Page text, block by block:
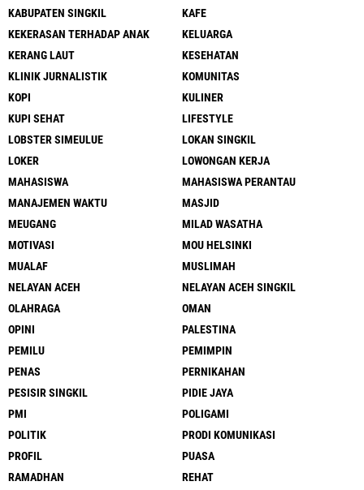
KABUPATEN SINGKIL
KAFE
KEKERASAN TERHADAP ANAK
KELUARGA
KERANG LAUT
KESEHATAN
KLINIK JURNALISTIK
KOMUNITAS
KOPI
KULINER
KUPI SEHAT
LIFESTYLE
LOBSTER SIMEULUE
LOKAN SINGKIL
LOKER
LOWONGAN KERJA
MAHASISWA
MAHASISWA PERANTAU
MANAJEMEN WAKTU
MASJID
MEUGANG
MILAD WASATHA
MOTIVASI
MOU HELSINKI
MUALAF
MUSLIMAH
NELAYAN ACEH
NELAYAN ACEH SINGKIL
OLAHRAGA
OMAN
OPINI
PALESTINA
PEMILU
PEMIMPIN
PENAS
PERNIKAHAN
PESISIR SINGKIL
PIDIE JAYA
PMI
POLIGAMI
POLITIK
PRODI KOMUNIKASI
PROFIL
PUASA
RAMADHAN
REHAT